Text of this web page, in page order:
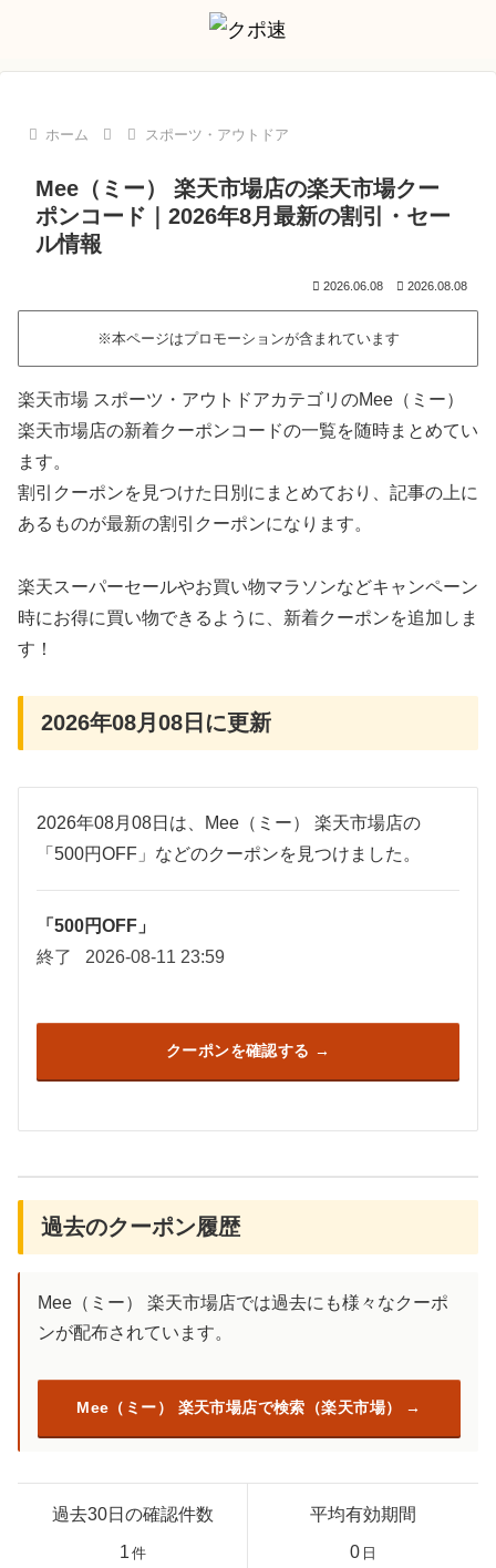
ホーム スポーツ・アウトドア
Mee（ミー） 楽天市場店の楽天市場クー
ポンコード｜2026年8月最新の割引・セー
ル情報
2026.06.08 2026.08.08
※本ページはプロモーションが含まれています
楽天市場 スポーツ・アウトドアカテゴリのMee（ミー）
楽天市場店の新着クーポンコードの一覧を随時まとめてい
ます。
割引クーポンを見つけた日別にまとめており、記事の上に
あるものが最新の割引クーポンになります。
楽天スーパーセールやお買い物マラソンなどキャンペーン
時にお得に買い物できるように、新着クーポンを追加しま
す！
2026年08月08日に更新
2026年08月08日は、Mee（ミー） 楽天市場店の
「500円OFF」などのクーポンを見つけました。
「500円OFF」
終了
2026-08-11 23:59
クーポンを確認する
過去のクーポン履歴
Mee（ミー） 楽天市場店では過去にも様々なクーポ
ンが配布されています。
Mee（ミー） 楽天市場店で検索（楽天市場）
過去30日の確認件数
1 件
平均有効期間
0 日